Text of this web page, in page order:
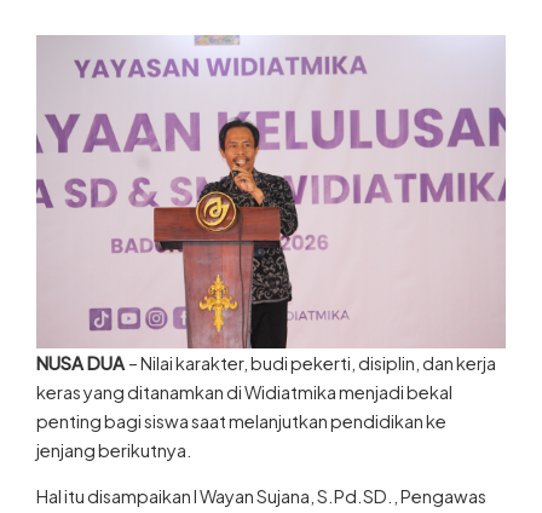
NUSA DUA – Nilai karakter, budi pekerti, disiplin, dan kerja
keras yang ditanamkan di Widiatmika menjadi bekal
penting bagi siswa saat melanjutkan pendidikan ke
jenjang berikutnya.
Hal itu disampaikan I Wayan Sujana, S.Pd.SD., Pengawas